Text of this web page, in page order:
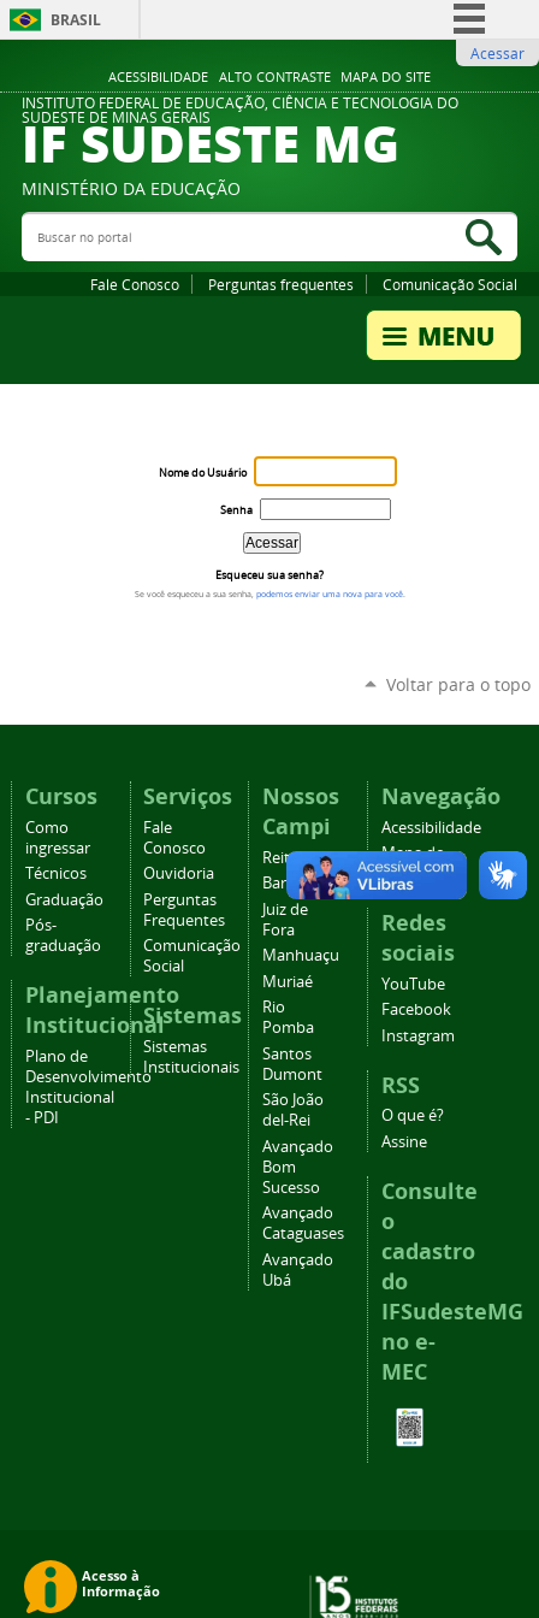
ACESSIBILIDADE ALTO CONTRASTE MAPA DO SITE
BRASIL
Comunica BR
Participe
Legislação
Acessar
INSTITUTO FEDERAL DE EDUCAÇÃO, CIÊNCIA E TECNOLOGIA DO
SUDESTE DE MINAS GERAIS
IF SUDESTE MG
MINISTÉRIO DA EDUCAÇÃO
Buscar no portal
Fale Conosco Perguntas frequentes Comunicação Social
Nome do Usuário
Senha
Esqueceu sua senha?
Se você esqueceu a sua senha, podemos enviar uma nova para você.
Voltar para o topo
Cursos
Como
ingressar
Técnicos
Graduação
Pós-
graduação
Planejamento
Institucional
Plano de
Desenvolvimento
Institucional
- PDI
Serviços
Fale
Conosco
Ouvidoria
Perguntas
Frequentes
Comunicação
Social
Sistemas
Sistemas
Institucionais
Nossos
Campi
Reitoria
Barbacena
Juiz de
Fora
Manhuaçu
Muriaé
Rio
Pomba
Santos
Dumont
São João
del-Rei
Avançado
Bom
Sucesso
Avançado
Cataguases
Avançado
Ubá
Navegação
Acessibilidade
Mapa do
site
Redes
sociais
YouTube
Facebook
Instagram
RSS
O que é?
Assine
Consulte
o
cadastro
do
IFSudesteMG
no e-
MEC